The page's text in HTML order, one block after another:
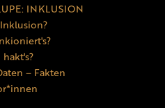
INKLUSION
– Fakten